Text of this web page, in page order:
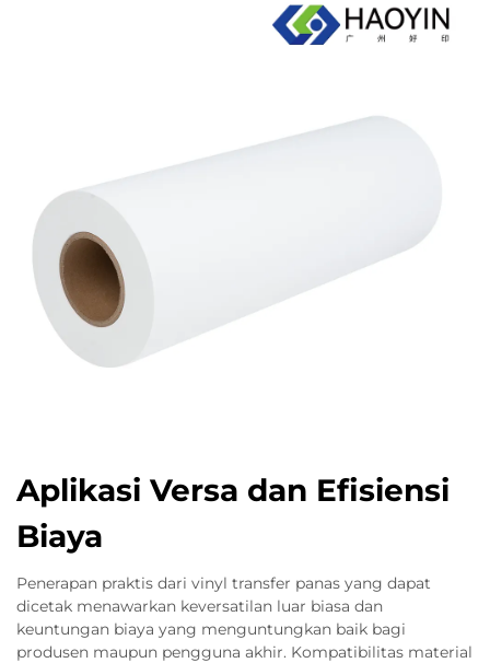
Aplikasi Versa dan Efisiensi
Biaya
Penerapan praktis dari vinyl transfer panas yang dapat
dicetak menawarkan keversatilan luar biasa dan
keuntungan biaya yang menguntungkan baik bagi
produsen maupun pengguna akhir. Kompatibilitas material